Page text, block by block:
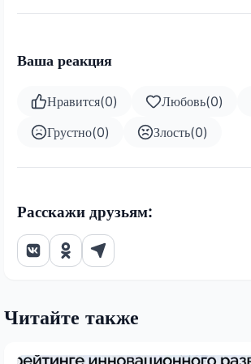
Ваша реакция
Нравится(0) Любовь(0)
Грустно(0) Злость(0)
Расскажи друзьям:
Читайте также